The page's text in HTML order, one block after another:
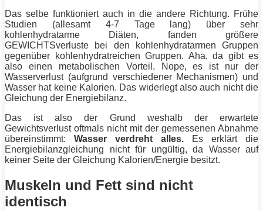
Das selbe funktioniert auch in die andere Richtung. Frühe
Studien (allesamt 4-7 Tage lang) über sehr
kohlenhydratarme Diäten, fanden größere
GEWICHTSverluste bei den kohlenhydratarmen Gruppen
gegenüber kohlenhydratreichen Gruppen. Aha, da gibt es
also einen metabolischen Vorteil. Nope, es ist nur der
Wasserverlust (aufgrund verschiedener Mechanismen) und
Wasser hat keine Kalorien. Das widerlegt also auch nicht die
Gleichung der Energiebilanz.
Das ist also der Grund weshalb der erwartete
Gewichtsverlust oftmals nicht mit der gemessenen Abnahme
übereinstimmt: Wasser verdreht alles. Es erklärt die
Energiebilanzgleichung nicht für ungültig, da Wasser auf
keiner Seite der Gleichung Kalorien/Energie besitzt.
Muskeln und Fett sind nicht
identisch